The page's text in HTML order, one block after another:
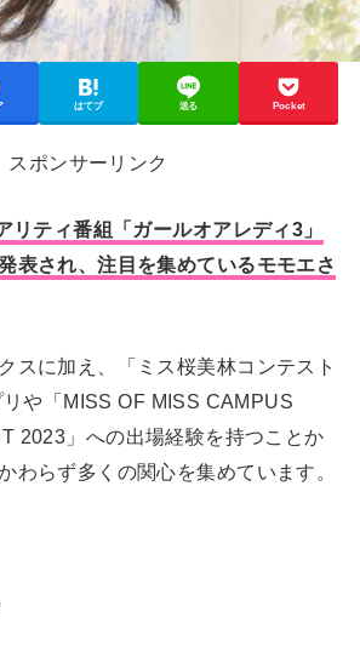
はてブ 送る Pocket
スポンサーリンク
ティ番組「ガールオアレディ3」
表され、注目を集めているモモエさ
スに加え、「ミス桜美林コンテスト
や「MISS OF MISS CAMPUS
2023」への出場経験を持つことか
わらず多くの関心を集めています。